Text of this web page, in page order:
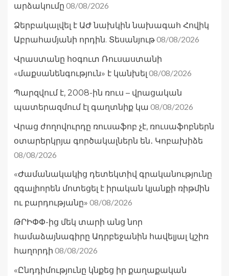
արձակումը 08/08/2026
Ձերբակալվել է ԱԺ նախկին նախագահ Հովիկ
Աբրահամյանի որդին. Տեսանյութ08/08/2026
Վրաստանը հօգուտ Ռուսաստանի
«մաքսանենգություն» է կանխել 08/08/2026
Պարզվում է, 2008-ին ռուս – վրացական
պատերազմում էլ գաղտնիք կա 08/08/2026
Վրաց ժողովուրդը ռուսաֆոբ չէ, ռուսաֆոբներն
օտարերկրյա գործակալներն են․ Կոբախիձե
08/08/2026
«Ժամանակակից դետեկտիվ գրականությունը
զգալիորեն մոտեցել է իրական կյանքի ռիթմին
ու բարդությանը» 08/08/2026
ԹՐԻՓՓ-ից մեկ տարի անց նոր
համաձայնագիրը Ադրբեջանին հավելյալ կշիռ
հաղորդի 08/08/2026
«Ընդդիմությունը կնքեց իր քաղաքական